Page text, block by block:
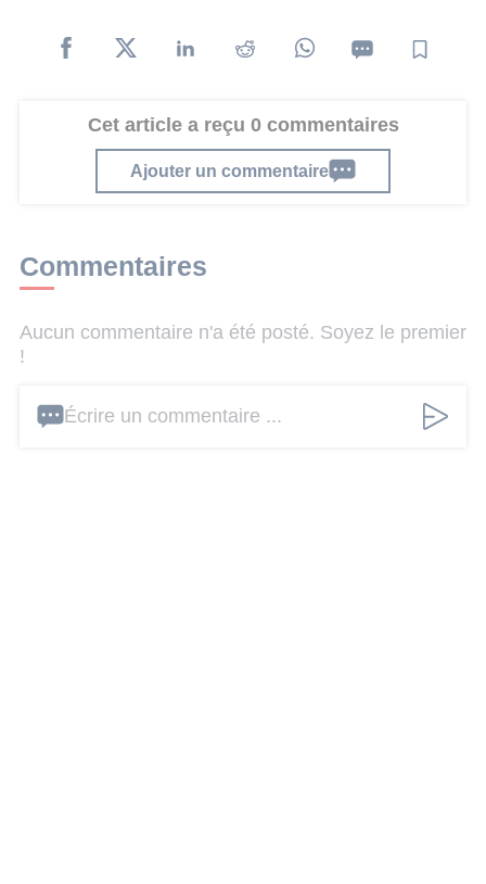
Cet article a reçu 0 commentaires
Ajouter un commentaire
Commentaires
Aucun commentaire n'a été posté. Soyez le premier
!
Écrire un commentaire ...